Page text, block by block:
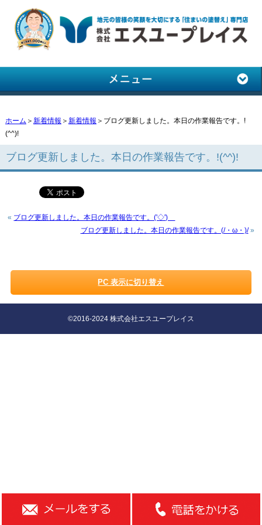
ホーム ＞ 新着情報 ＞ 新着情報 ＞ブログ更新しました。本日の作業報告です。!
(^^)!
ブログ更新しました。本日の作業報告です。!(^^)!
« ブログ更新しました。本日の作業報告です。('◇')ゞ
ブログ更新しました。本日の作業報告です。(/・ω・)/»
PC 表示に切り替え
©2016-2024 株式会社エスユープレイス